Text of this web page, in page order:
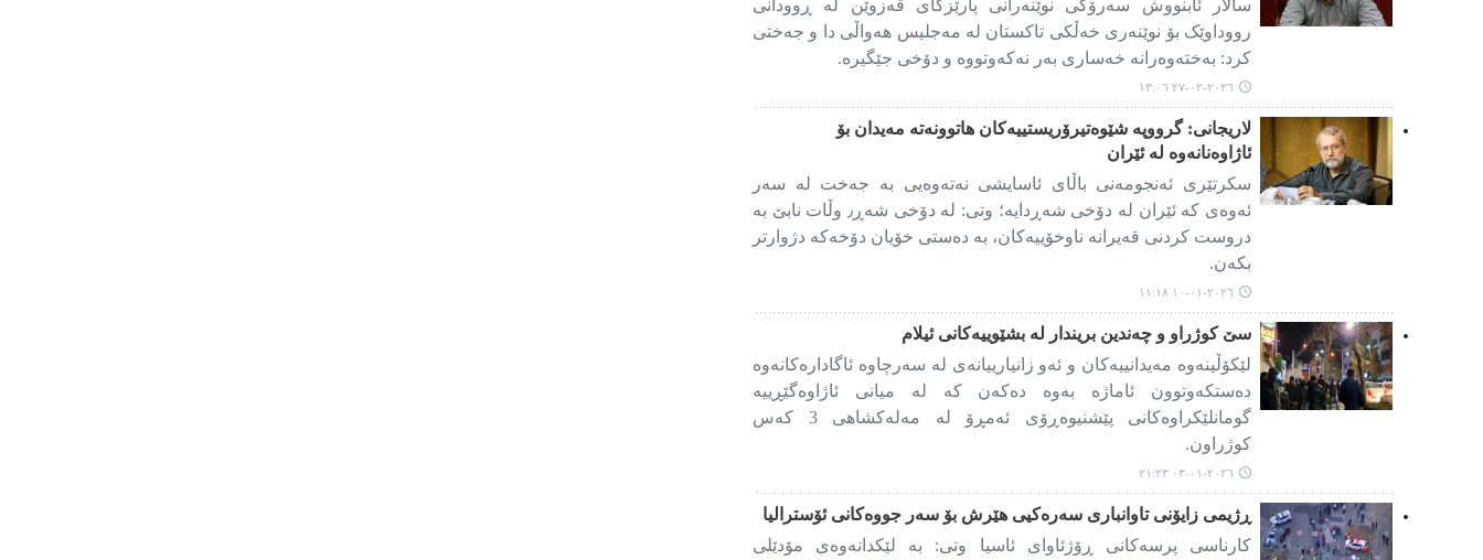
سالار ئابنووش سەرۆکی نوێنەرانی پارێزگای قەزوێن لە ڕوودانی
رووداوێک بۆ نوێنەری خەڵکی تاکستان لە مەجلیس هەواڵی دا و جەختی
کرد: بەختەوەرانە خەساری بەر نەکەوتووە و دۆخی جێگیرە.
٢٠٢٦-٠٢-٢٧ ١٣:٠٦
لاریجانی: گرووپە شێوەتیرۆریستییەکان هاتوونەتە مەیدان بۆ
ئاژاوەنانەوە لە ئێران
سکرتێری ئەنجومەنی باڵای ئاسایشی نەتەوەیی بە جەخت لە سەر
ئەوەی کە ئێران لە دۆخی شەڕدایە؛ وتی: لە دۆخی شەڕ٫ وڵات نابێ بە
دروست کردنی قەیرانە ناوخۆییەکان، بە دەستی خۆیان دۆخەکە دژوارتر
بکەن.
٢٠٢٦-٠١-١٠ ١١:١٨
سێ کوژراو و چەندین بریندار لە بشێوییەکانی ئیلام
لێکۆڵینەوە مەیدانییەکان و ئەو زانیارییانەی لە سەرچاوە ئاگادارەکانەوە
دەستکەوتوون ئاماژە بەوە دەکەن کە لە میانی ئاژاوەگێڕییە
گومانلێکراوەکانی پێشنیوەڕۆی ئەمڕۆ لە مەلەکشاهی 3 کەس
کوژراون.
٢٠٢٦-٠١-٠٣ ٢١:٢٣
ڕژیمی زایۆنی تاوانباری سەرەکیی هێرش بۆ سەر جووەکانی ئۆسترالیا
کارناسی پرسەکانی ڕۆژئاوای ئاسیا وتی: بە لێکدانەوەی مۆدێلی